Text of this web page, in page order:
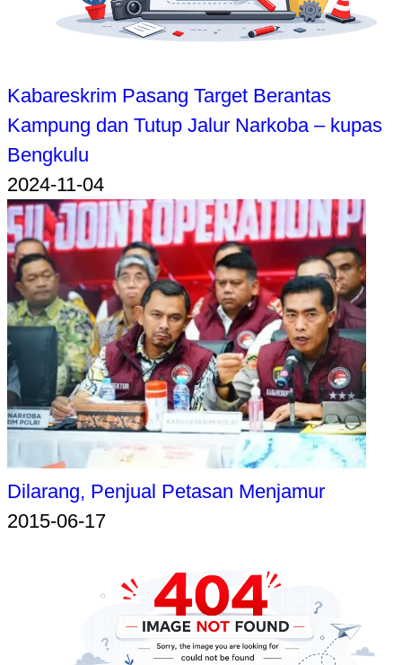
Kabareskrim Pasang Target Berantas
Kampung dan Tutup Jalur Narkoba – kupas
Bengkulu
2024-11-04
Dilarang, Penjual Petasan Menjamur
2015-06-17